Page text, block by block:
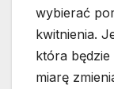
wybierać
kwitnienia.
która będzie
miarę